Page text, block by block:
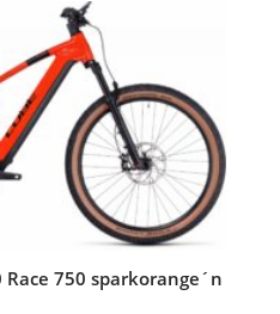
750 sparkorange´n